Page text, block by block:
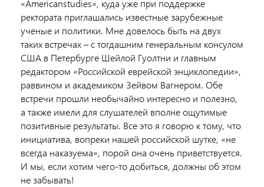
«Americanstudies», куда уже при поддержке
ректората приглашались известные зарубежные
ученые и политики. Мне довелось быть на двух
таких встречах – с тогдашним генеральным консулом
США в Петербурге Шейлой Гуолтни и главным
редактором «Российской еврейской энциклопедии»,
раввином и академиком Зейвом Вагнером. Обе
встречи прошли необычайно интересно и полезно,
а также имели для слушателей вполне ощутимые
позитивные результаты. Все это я говорю к тому, что
инициатива, вопреки нашей российской шутке, «не
всегда наказуема», порой она очень приветствуется.
И мы, если хотим чего-то добиться, должны об этом
не забывать!